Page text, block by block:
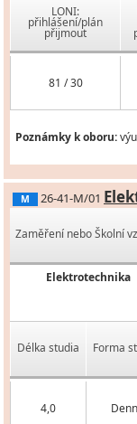
LONI:
přihlášení/plán
přijmout
81 / 30
Poznámky k oboru:
M 26-41-M/01
Zaměření nebo Školní
Elektrotechnika
Délka studia Forma
4,0